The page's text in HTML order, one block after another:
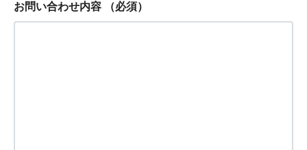
お問い合わせ内容 （必須）